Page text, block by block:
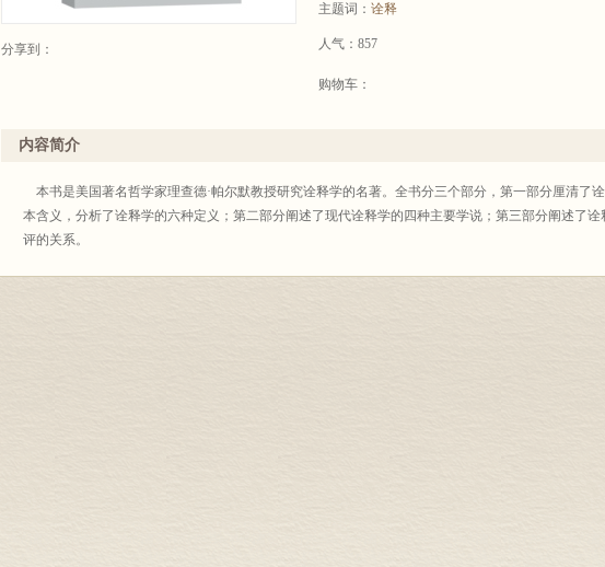
分享到：
主题词： 诠释
人气：857
购物车：
内容简介
本书是美国著名哲学家理查德·帕尔默教授研究诠释学的名著。全书分三个部分，第一部分厘清了
本含义，分析了诠释学的六种定义；第二部分阐述了现代诠释学的四种主要学说；第三部分阐述了
评的关系。